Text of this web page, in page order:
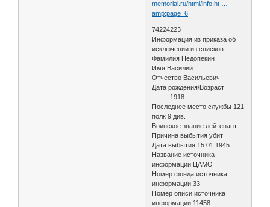
memorial.ru/html/info.ht …
amp;page=6
74224223
Информация из приказа об
исключении из списков
Фамилия Недопекин
Имя Василий
Отчество Васильевич
Дата рождения/Возраст
__.__.1918
Последнее место службы 121
полк 9 див.
Воинское звание лейтенант
Причина выбытия убит
Дата выбытия 15.01.1945
Название источника
информации ЦАМО
Номер фонда источника
информации 33
Номер описи источника
информации 11458